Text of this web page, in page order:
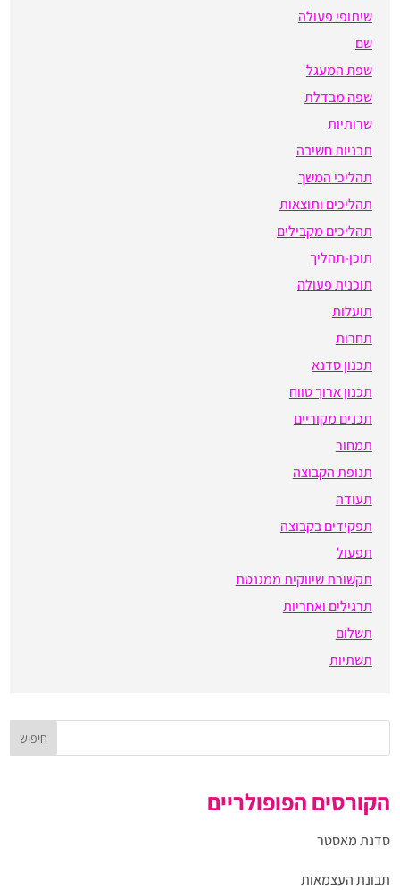
שיתופי פעולה
שם
שפת המעגל
שפה מבדלת
שרותיות
תבניות חשיבה
תהליכי המשך
תהליכים ותוצאות
תהליכים מקבילים
תוכן-תהליך
תוכנית פעולה
תועלות
תחרות
תכנון סדנא
תכנון ארוך טווח
תכנים מקוריים
תמחור
תנופת הקבוצה
תעודה
תפקידים בקבוצה
תפעול
תקשורת שיווקית ממגנטת
תרגילים ואחריות
תשלום
תשתיות
הקורסים הפופולריים
סדנת מאסטר
תבונת העצמאות